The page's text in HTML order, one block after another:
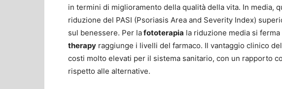
in termini di miglioramento della qualità della vita. In media,
riduzione del PASI (Psoriasis Area and Severity Index)
sul benessere. Per lafototerapia la riduzione media si
therapy raggiunge i livelli del farmaco. Il vantaggio clinico
costi molto elevati per il sistema sanitario, con un rapporto
rispetto alle alternative.